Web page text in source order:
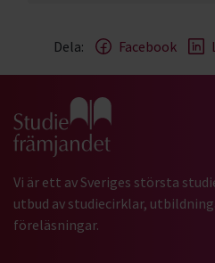
Dela: Facebook
Gå till studiefrämjandets startsida
Vi är ett av Sveriges största
utbud av studiecirklar,
föreläsningar.